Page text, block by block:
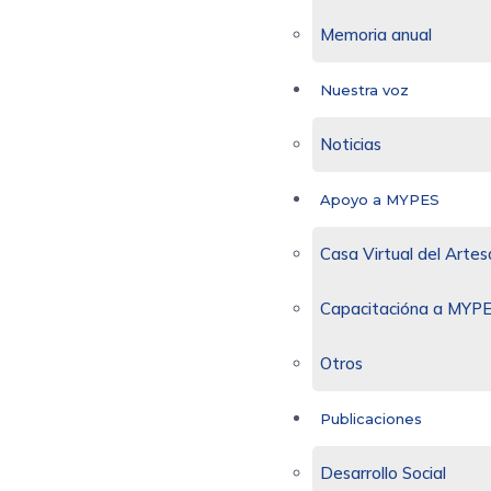
Memoria anual
Nuestra voz
Noticias
Apoyo a MYPES
Casa Virtual del
Capacitacióna a
Otros
Publicaciones
Desarrollo Social